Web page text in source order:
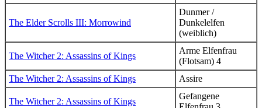
The Elder Scrolls III: Morrowind
Dunmer /
Dunkelelfen
(weiblich)
The Witcher 2: Assassins of Kings
Arme Elfenfrau
(Flotsam) 4
The Witcher 2: Assassins of Kings
Assire
The Witcher 2: Assassins of Kings
Gefangene